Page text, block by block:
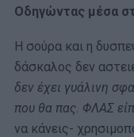
Οδηγώντας μέσα
Η σούρα και η
δάσκαλος δεν
δεν έχει γυάλινη
που θα πας. ΦΛΑΣ
να κάνεις-